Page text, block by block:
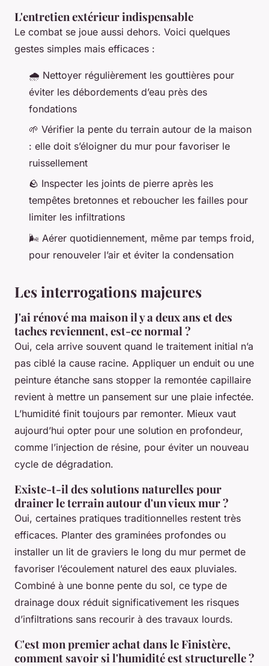
L'entretien extérieur indispensable
Le combat se joue aussi dehors. Voici quelques
gestes simples mais efficaces :
🌧️ Nettoyer régulièrement les gouttières pour
éviter les débordements d’eau près des
fondations
🌱 Vérifier la pente du terrain autour de la maison
: elle doit s’éloigner du mur pour favoriser le
ruissellement
🪨 Inspecter les joints de pierre après les
tempêtes bretonnes et reboucher les failles pour
limiter les infiltrations
🌬️ Aérer quotidiennement, même par temps froid,
pour renouveler l’air et éviter la condensation
Les interrogations majeures
J'ai rénové ma maison il y a deux ans et des
taches reviennent, est-ce normal ?
Oui, cela arrive souvent quand le traitement initial n’a
pas ciblé la cause racine. Appliquer un enduit ou une
peinture étanche sans stopper la remontée capillaire
revient à mettre un pansement sur une plaie infectée.
L’humidité finit toujours par remonter. Mieux vaut
aujourd’hui opter pour une solution en profondeur,
comme l’injection de résine, pour éviter un nouveau
cycle de dégradation.
Existe-t-il des solutions naturelles pour
drainer le terrain autour d'un vieux mur ?
Oui, certaines pratiques traditionnelles restent très
efficaces. Planter des graminées profondes ou
installer un lit de graviers le long du mur permet de
favoriser l’écoulement naturel des eaux pluviales.
Combiné à une bonne pente du sol, ce type de
drainage doux réduit significativement les risques
d’infiltrations sans recourir à des travaux lourds.
C'est mon premier achat dans le Finistère,
comment savoir si l'humidité est structurelle ?